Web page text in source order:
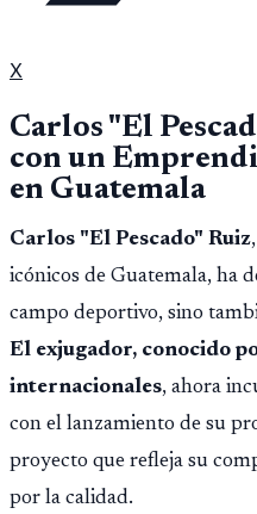
X
Carlos "El
con un
en Guatemala
Carlos "El Pescado" Ruiz
icónicos de Guatemala, ha
campo deportivo, sino
El exjugador, conocido
internacionales, ahora
con el lanzamiento de su
proyecto que refleja su
por la calidad.